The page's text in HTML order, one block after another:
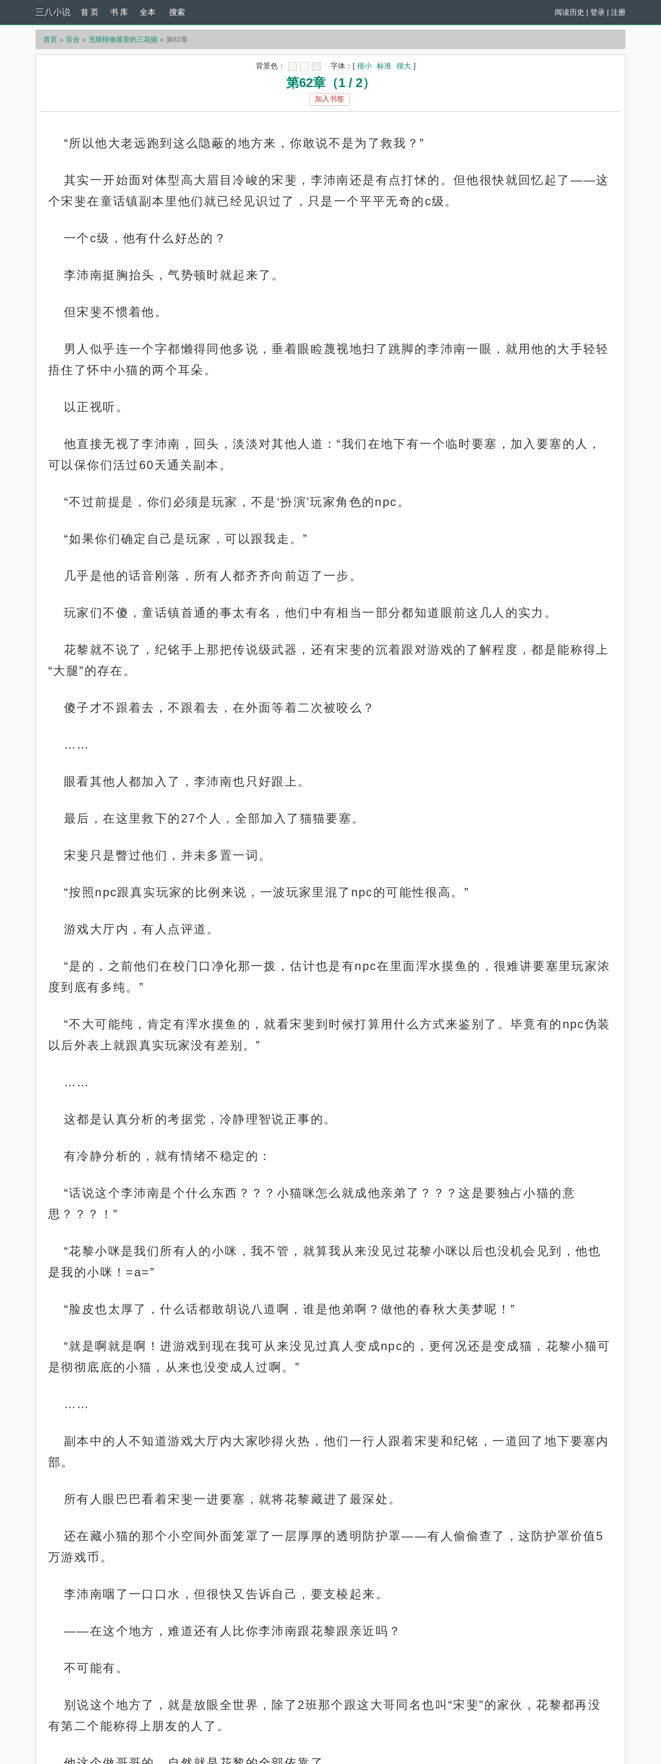
三八小说 阅读历史 | 登录 | 注册
首 页 书 库 全本 搜索
首页 百合 无限怪物屋里的三花猫 第62章
背景色： 字体： [ 很小 标准 很大 ]
第62章（1 / 2）
加入书签
“所以他大老远跑到这么隐蔽的地方来，你敢说不是为了救我？”
其实一开始面对体型高大眉目冷峻的宋斐，李沛南还是有点打怵的。但他很快就回忆起了——这
个宋斐在童话镇副本里他们就已经见识过了，只是一个平平无奇的c级。
一个c级，他有什么好怂的？
李沛南挺胸抬头，气势顿时就起来了。
但宋斐不惯着他。
男人似乎连一个字都懒得同他多说，垂着眼睑蔑视地扫了跳脚的李沛南一眼，就用他的大手轻轻
捂住了怀中小猫的两个耳朵。
以正视听。
他直接无视了李沛南，回头，淡淡对其他人道：“我们在地下有一个临时要塞，加入要塞的人，
可以保你们活过60天通关副本。
“不过前提是，你们必须是玩家，不是‘扮演’玩家角色的npc。
“如果你们确定自己是玩家，可以跟我走。”
几乎是他的话音刚落，所有人都齐齐向前迈了一步。
玩家们不傻，童话镇首通的事太有名，他们中有相当一部分都知道眼前这几人的实力。
花黎就不说了，纪铭手上那把传说级武器，还有宋斐的沉着跟对游戏的了解程度，都是能称得上
“大腿”的存在。
傻子才不跟着去，不跟着去，在外面等着二次被咬么？
……
眼看其他人都加入了，李沛南也只好跟上。
最后，在这里救下的27个人，全部加入了猫猫要塞。
宋斐只是瞥过他们，并未多置一词。
“按照npc跟真实玩家的比例来说，一波玩家里混了npc的可能性很高。”
游戏大厅内，有人点评道。
“是的，之前他们在校门口净化那一拨，估计也是有npc在里面浑水摸鱼的，很难讲要塞里玩家浓
度到底有多纯。”
“不大可能纯，肯定有浑水摸鱼的，就看宋斐到时候打算用什么方式来鉴别了。毕竟有的npc伪装
以后外表上就跟真实玩家没有差别。”
……
这都是认真分析的考据党，冷静理智说正事的。
有冷静分析的，就有情绪不稳定的：
“话说这个李沛南是个什么东西？？？小猫咪怎么就成他亲弟了？？？这是要独占小猫的意
思？？？！”
“花黎小咪是我们所有人的小咪，我不管，就算我从来没见过花黎小咪以后也没机会见到，他也
是我的小咪！=a=”
“脸皮也太厚了，什么话都敢胡说八道啊，谁是他弟啊？做他的春秋大美梦呢！”
“就是啊就是啊！进游戏到现在我可从来没见过真人变成npc的，更何况还是变成猫，花黎小猫可
是彻彻底底的小猫，从来也没变成人过啊。”
……
副本中的人不知道游戏大厅内大家吵得火热，他们一行人跟着宋斐和纪铭，一道回了地下要塞内
部。
所有人眼巴巴看着宋斐一进要塞，就将花黎藏进了最深处。
还在藏小猫的那个小空间外面笼罩了一层厚厚的透明防护罩——有人偷偷查了，这防护罩价值5
万游戏币。
李沛南咽了一口口水，但很快又告诉自己，要支棱起来。
——在这个地方，难道还有人比你李沛南跟花黎跟亲近吗？
不可能有。
别说这个地方了，就是放眼全世界，除了2班那个跟这大哥同名也叫“宋斐”的家伙，花黎都再没
有第二个能称得上朋友的人了。